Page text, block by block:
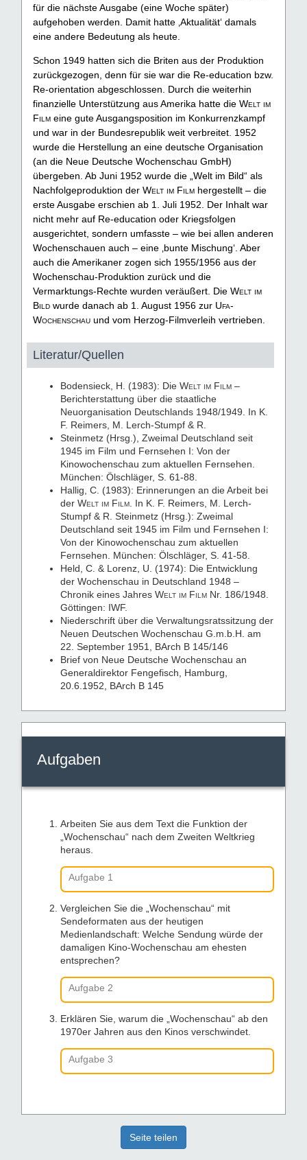
für die nächste Ausgabe (eine Woche später)
aufgehoben werden. Damit hatte ‚Aktualität‘ damals
eine andere Bedeutung als heute.
Schon 1949 hatten sich die Briten aus der Produktion
zurückgezogen, denn für sie war die Re-education bzw.
Re-orientation abgeschlossen. Durch die weiterhin
finanzielle Unterstützung aus Amerika hatte die Welt im
Film eine gute Ausgangsposition im Konkurrenzkampf
und war in der Bundesrepublik weit verbreitet. 1952
wurde die Herstellung an eine deutsche Organisation
(an die Neue Deutsche Wochenschau GmbH)
übergeben. Ab Juni 1952 wurde die „Welt im Bild“ als
Nachfolgeproduktion der Welt im Film hergestellt – die
erste Ausgabe erschien ab 1. Juli 1952. Der Inhalt war
nicht mehr auf Re-education oder Kriegsfolgen
ausgerichtet, sondern umfasste – wie bei allen anderen
Wochenschauen auch – eine ‚bunte Mischung‘. Aber
auch die Amerikaner zogen sich 1955/1956 aus der
Wochenschau-Produktion zurück und die
Vermarktungs-Rechte wurden veräußert. Die Welt im
Bild wurde danach ab 1. August 1956 zur Ufa-
Wochenschau und vom Herzog-Filmverleih vertrieben.
Literatur/Quellen
Bodensieck, H. (1983): Die Welt im Film –
Berichterstattung über die staatliche
Neuorganisation Deutschlands 1948/1949. In K.
F. Reimers, M. Lerch-Stumpf & R.
Steinmetz (Hrsg.), Zweimal Deutschland seit
1945 im Film und Fernsehen I: Von der
Kinowochenschau zum aktuellen Fernsehen.
München: Ölschläger, S. 61-88.
Hallig, C. (1983): Erinnerungen an die Arbeit bei
der Welt im Film . In K. F. Reimers, M. Lerch-
Stumpf & R. Steinmetz (Hrsg.): Zweimal
Deutschland seit 1945 im Film und Fernsehen I:
Von der Kinowochenschau zum aktuellen
Fernsehen. München: Ölschläger, S. 41-58.
Held, C. & Lorenz, U. (1974): Die Entwicklung
der Wochenschau in Deutschland 1948 –
Chronik eines Jahres Welt im Film Nr. 186/1948.
Göttingen: IWF.
Niederschrift über die Verwaltungsratssitzung der
Neuen Deutschen Wochenschau G.m.b.H. am
22. September 1951, BArch B 145/146
Brief von Neue Deutsche Wochenschau an
Generaldirektor Fengefisch, Hamburg,
20.6.1952, BArch B 145
Aufgaben
Arbeiten Sie aus dem Text die Funktion der
„Wochenschau“ nach dem Zweiten Weltkrieg
heraus.
Aufgabe 1
Vergleichen Sie die „Wochenschau“ mit
Sendeformaten aus der heutigen
Medienlandschaft: Welche Sendung würde der
damaligen Kino-Wochenschau am ehesten
entsprechen?
Aufgabe 2
Erklären Sie, warum die „Wochenschau“ ab den
1970er Jahren aus den Kinos verschwindet.
Aufgabe 3
Seite teilen